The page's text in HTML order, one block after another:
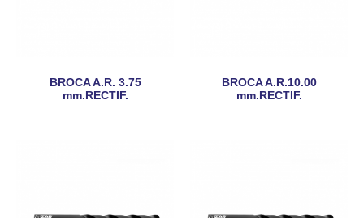
BROCA A.R. 3.75
mm.RECTIF.
BROCA A.R.10.00
mm.RECTIF.